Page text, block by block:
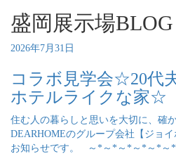
盛岡展示場BLOG
2026年7月31日
コラボ見学会☆20代
ホテルライクな家☆
住む人の暮らしと思いを大切に、確
DEARHOMEのグループ会社【ジョ
お知らせです。 ～*～*～*～*～*～